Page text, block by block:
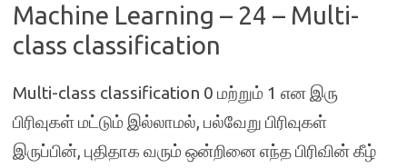
Machine Learning – 24 – Multi-
class classification
Multi-class classification 0 மற்றும் 1 என இரு
பிரிவுகள் மட்டும் இல்லாமல், பல்வேறு பிரிவுகள்
இருப்பின், புதிதாக வரும் ஒன்றினை எந்த பிரிவின் கீழ்